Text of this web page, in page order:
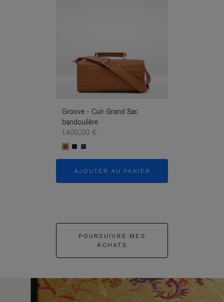
Groove - Cuir Grand Sac
bandoulière
1.400,00 €
AJOUTER AU PANIER
POURSUIVRE MES
ACHATS